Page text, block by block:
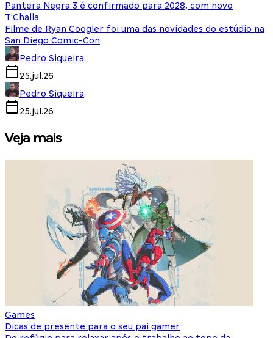
Pantera Negra 3 é confirmado para 2028, com novo
T'Challa
Filme de Ryan Coogler foi uma das novidades do estúdio na
San Diego Comic-Con
Pedro Siqueira
25.jul.26
Pedro Siqueira
25.jul.26
Veja mais
Games
Dicas de presente para o seu pai gamer